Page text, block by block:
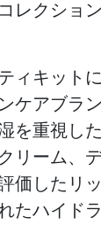
レクショ
ィキット
ケアブラ
を重視し
リーム、
価したリ
たハイド